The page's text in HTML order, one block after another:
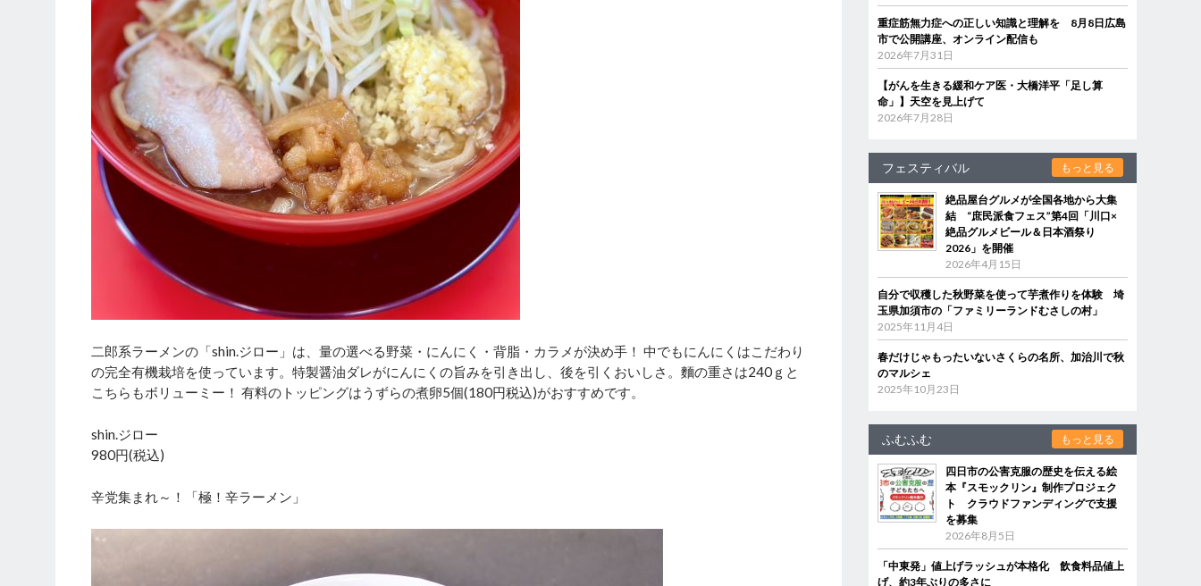
二郎系ラーメンの「shin.ジロー」は、量の選べる野菜・にんにく・背脂・カラメが決め手！ 中でもにんにくはこだわり
の完全有機栽培を使っています。特製醤油ダレがにんにくの旨みを引き出し、後を引くおいしさ。麵の重さは240ｇと
こちらもボリューミー！ 有料のトッピングはうずらの煮卵5個(180円税込)がおすすめです。
shin.ジロー
980円(税込)
辛党集まれ～！「極！辛ラーメン」
重症筋無力症への正しい知識と理解を 8月8日広島
市で公開講座、オンライン配信も
2026年7月31日
【がんを生きる緩和ケア医・大橋洋平「足し算
命」】天空を見上げて
2026年7月28日
フェスティバル もっと見る
絶品屋台グルメが全国各地から大集
結 “庶民派食フェス”第4回「川口×
絶品グルメビール＆日本酒祭り
2026」を開催
2026年4月15日
自分で収穫した秋野菜を使って芋煮作りを体験 埼
玉県加須市の「ファミリーランドむさしの村」
2025年11月4日
春だけじゃもったいないさくらの名所、加治川で秋
のマルシェ
2025年10月23日
ふむふむ もっと見る
四日市の公害克服の歴史を伝える絵
本『スモックリン』制作プロジェク
ト クラウドファンディングで支援
を募集
2026年8月5日
「中東発」値上げラッシュが本格化 飲食料品値上
げ、約3年ぶりの多さに